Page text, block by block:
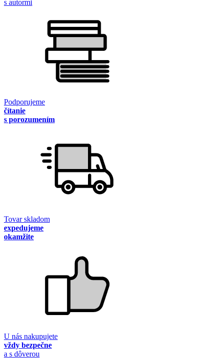
s autormi
Podporujeme
čítanie
s porozumením
Tovar skladom
expedujeme
okamžite
U nás nakupujete
vždy bezpečne
a s dôverou